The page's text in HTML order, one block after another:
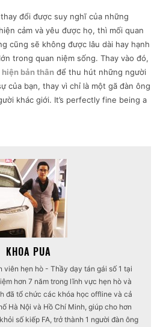
đổi được suy nghĩ của những
cảm và yêu được họ, thì mối quan
cũng sẽ không được lâu dài hay hạnh
trong quan niệm sống. Thay vào đó,
hiện bản thân để thu hút những người
của bạn, thay vì chỉ là một gã đàn ông
khác giới. It’s perfectly fine being a
KHOA PUA
viên hẹn hò - Thầy dạy tán gái số 1 tại
hơn 7 năm trong lĩnh vực hẹn hò và
đã tổ chức các khóa học offline và cả
Hà Nội và Hồ Chí Minh, giúp cho hơn
số kiếp FA, trở thành 1 người đàn ông